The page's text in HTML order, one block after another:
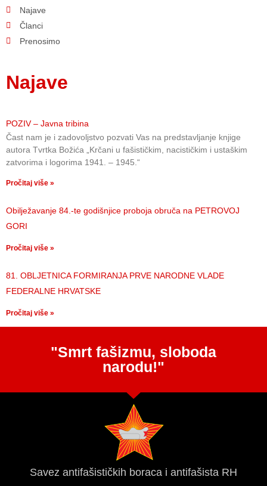
Najave
Članci
Prenosimo
Najave
POZIV – Javna tribina
Čast nam je i zadovoljstvo pozvati Vas na predstavljanje knjige
autora Tvrtka Božića „Krčani u fašističkim, nacističkim i ustaškim
zatvorima i logorima 1941. – 1945.“
Pročitaj više »
Obilježavanje 84.-te godišnjice proboja obruča na PETROVOJ
GORI
Pročitaj više »
81. OBLJETNICA FORMIRANJA PRVE NARODNE VLADE
FEDERALNE HRVATSKE
Pročitaj više »
"Smrt fašizmu, sloboda
narodu!"
Savez antifašističkih boraca i antifašista RH